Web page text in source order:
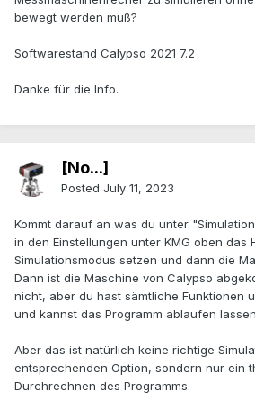
bewegt werden muß?
Softwarestand Calypso 2021 7.2
Danke für die Info.
[No...]
Posted July 11, 2023
Kommt darauf an was du unter
in den Einstellungen unter KMG oben das
Simulationsmodus setzen und dann die
Dann ist die Maschine von Calypso
nicht, aber du hast sämtliche Funktionen
und kannst das Programm ablaufen
Aber das ist natürlich keine richtige
entsprechenden Option, sondern nur ein
Durchrechnen des Programms.